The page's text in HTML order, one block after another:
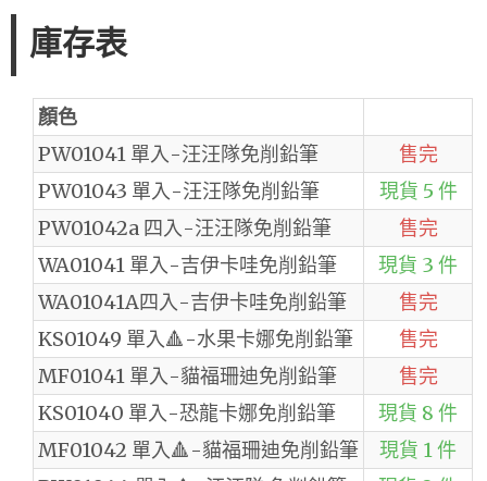
庫存表
顏色
PW01041 單入-汪汪隊免削鉛筆
售完
PW01043 單入-汪汪隊免削鉛筆
現貨 5 件
PW01042a 四入-汪汪隊免削鉛筆
售完
WA01041 單入-吉伊卡哇免削鉛筆
現貨 3 件
WA01041A四入-吉伊卡哇免削鉛筆
售完
KS01049 單入🔺-水果卡娜免削鉛筆
售完
MF01041 單入-貓福珊迪免削鉛筆
售完
KS01040 單入-恐龍卡娜免削鉛筆
現貨 8 件
MF01042 單入🔺-貓福珊迪免削鉛筆
現貨 1 件